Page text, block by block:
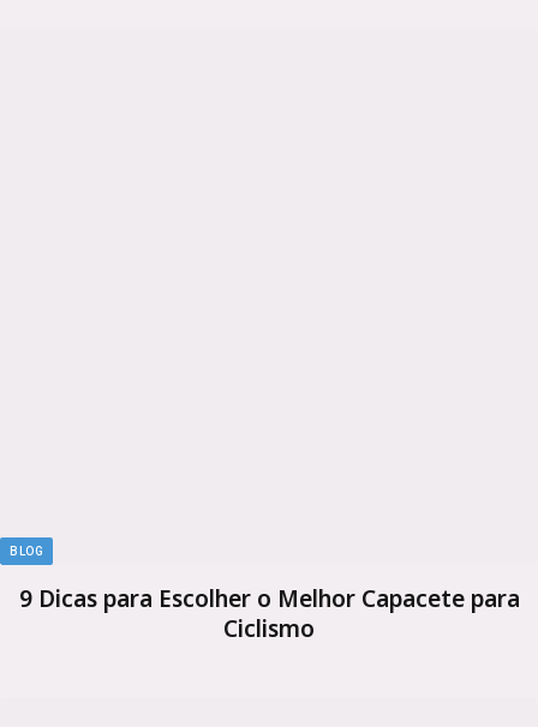
BLOG
9 Dicas para Escolher o Melhor Capacete para
Ciclismo